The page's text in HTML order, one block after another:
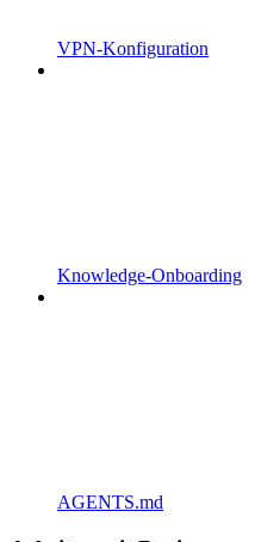
VPN-Konfiguration
Knowledge-Onboarding
AGENTS.md